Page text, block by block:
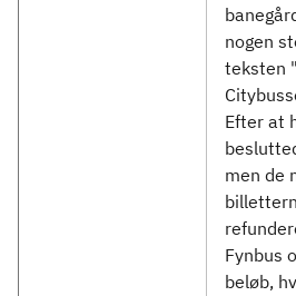
nogen
teksten
Efter at
men de
Fynbus
beløb,